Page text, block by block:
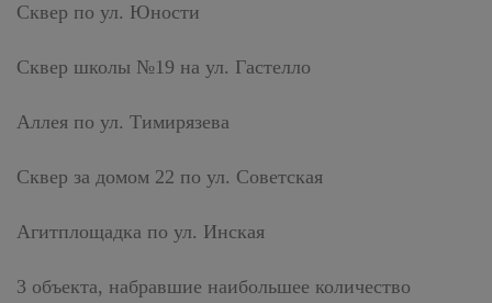
Сквер по ул. Юности
Сквер школы №19 на ул. Гастелло
Аллея по ул. Тимирязева
Сквер за домом 22 по ул. Советская
Агитплощадка по ул. Инская
3 объекта, набравшие наибольшее количество